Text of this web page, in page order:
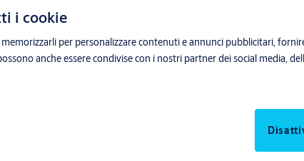
i cookie
per personalizzare contenuti e annunci pubblicitari,
anche essere condivise con i nostri partner dei social media,